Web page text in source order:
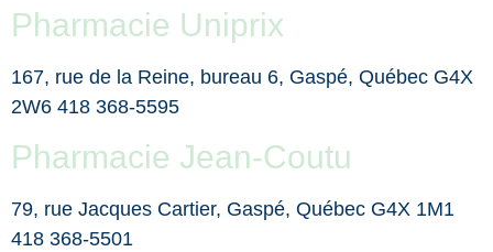
Pharmacie Uniprix
167, rue de la Reine, bureau 6, Gaspé, Québec G4X
2W6 418 368-5595
Pharmacie Jean-Coutu
79, rue Jacques Cartier, Gaspé, Québec G4X 1M1
418 368-5501